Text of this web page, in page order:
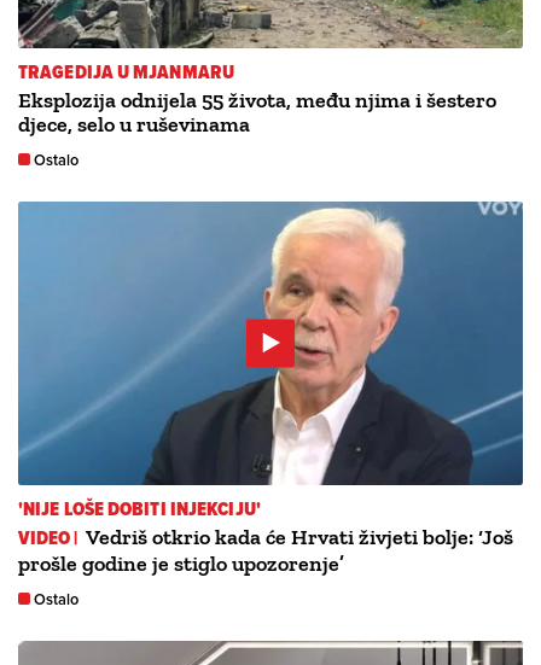
TRAGEDIJA U MJANMARU
Eksplozija odnijela 55 života, među njima i šestero
djece, selo u ruševinama
Ostalo
'NIJE LOŠE DOBITI INJEKCIJU'
VIDEO | Vedriš otkrio kada će Hrvati živjeti bolje: ‘Još
prošle godine je stiglo upozorenje’
Ostalo